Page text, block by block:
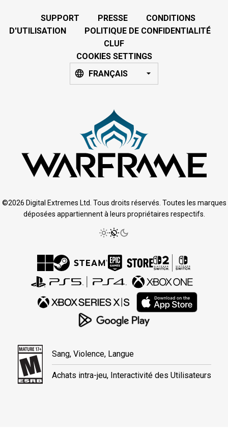
SUPPORT PRESSE
CONDITIONS
D'UTILISATION
POLITIQUE DE CONFIDENTIALITÉ
CLUF
COOKIES SETTINGS
FRANÇAIS
©2026 Digital Extremes Ltd. Tous droits réservés. Toutes les marques
déposées appartiennent à leurs propriétaires respectifs.
Sang, Violence, Langue
Achats intra-jeu, Interactivité des Utilisateurs